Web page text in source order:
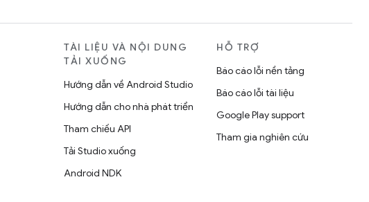
TÀI LIỆU VÀ NỘI DUNG
TẢI XUỐNG
Hướng dẫn về Android Studio
Hướng dẫn cho nhà phát triển
Tham chiếu API
Tải Studio xuống
Android NDK
HỖ TRỢ
Báo cáo lỗi nền tảng
Báo cáo lỗi tài liệu
Google Play support
Tham gia nghiên cứu